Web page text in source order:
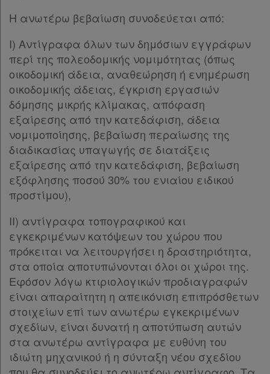
Η ανωτέρω βεβαίωση συνοδεύεται από:
Ι) Αντίγραφα όλων των δημόσιων εγγράφων
περί της πολεοδομικής νομιμότητας (όπως
οικοδομική άδεια, αναθεώρηση ή ενημέρωση
οικοδομικής άδειας, έγκριση εργασιών
δόμησης μικρής κλίμακας, απόφαση
εξαίρεσης από την κατεδάφιση, άδεια
νομιμοποίησης, βεβαίωση περαίωσης της
διαδικασίας υπαγωγής σε διατάξεις
εξαίρεσης από την κατεδάφιση, βεβαίωση
εξόφλησης ποσού 30% του ενιαίου ειδικού
προστίμου),
ΙΙ) αντίγραφα τοπογραφικού και
εγκεκριμένων κατόψεων του χώρου που
πρόκειται να λειτουργήσει η δραστηριότητα,
στα οποία αποτυπώνονται όλοι οι χώροι της.
Εφόσον λόγω κτιριολογικών προδιαγραφών
είναι απαραίτητη η απεικόνιση επιπρόσθετων
στοιχείων επί των ανωτέρω εγκεκριμένων
σχεδίων, είναι δυνατή η αποτύπωση αυτών
στα ανωτέρω αντίγραφα με ευθύνη του
ιδιώτη μηχανικού ή η σύνταξη νέου σχεδίου